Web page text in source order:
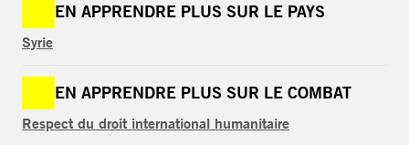
EN APPRENDRE PLUS SUR LE PAYS
Syrie
EN APPRENDRE PLUS SUR LE COMBAT
Respect du droit international humanitaire